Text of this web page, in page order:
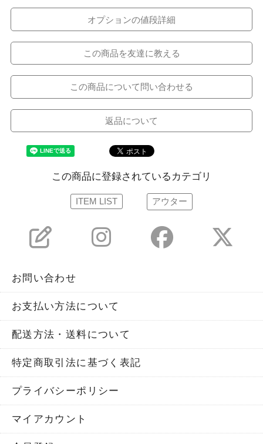
オプションの値段詳細
この商品を友達に教える
この商品について問い合わせる
返品について
この商品に登録されているカテゴリ
ITEM LIST アウター
お問い合わせ
お支払い方法について
配送方法・送料について
特定商取引法に基づく表記
プライバシーポリシー
マイアカウント